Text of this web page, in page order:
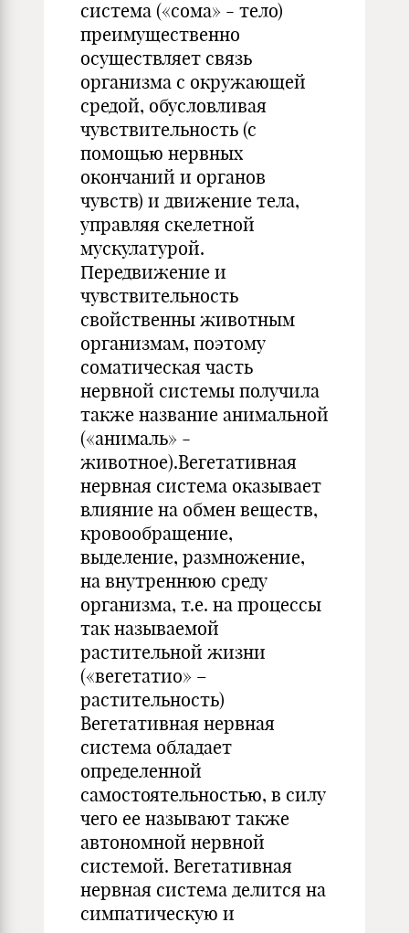
система («сома» - тело)
преимущественно
осуществляет связь
организма с окружающей
средой, обусловливая
чувствительность (с
помощью нервных
окончаний и органов
чувств) и движение тела,
управляя скелетной
мускулатурой.
Передвижение и
чувствительность
свойственны животным
организмам, поэтому
соматическая часть
нервной системы получила
также название анимальной
(«анималь» -
животное).Вегетативная
нервная система оказывает
влияние на обмен веществ,
кровообращение,
выделение, размножение,
на внутреннюю среду
организма, т.е. на процессы
так называемой
растительной жизни
(«вегетатио» –
растительность)
Вегетативная нервная
система обладает
определенной
самостоятельностью, в силу
чего ее называют также
автономной нервной
системой. Вегетативная
нервная система делится на
симпатическую и